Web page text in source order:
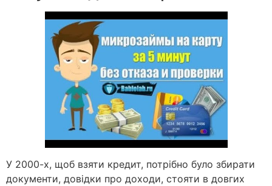
У 2000-х, щоб взяти кредит, потрібно було збирати
документи, довідки про доходи, стояти в довгих